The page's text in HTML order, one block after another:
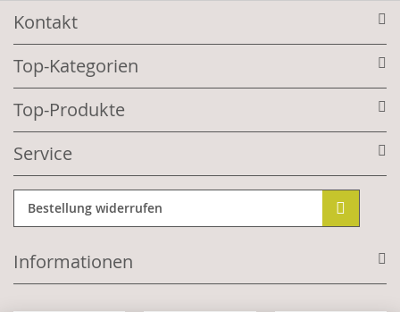
Kontakt
Top-Kategorien
Top-Produkte
Service
Bestellung widerrufen
Informationen